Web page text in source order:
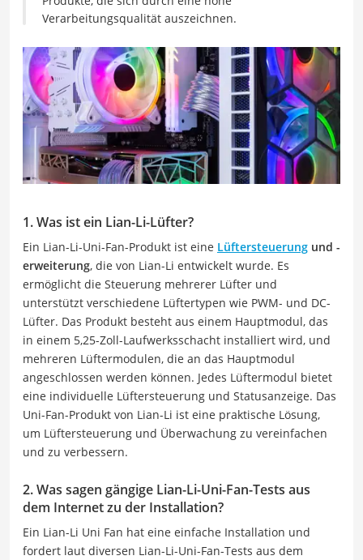
Verarbeitungsqualität auszeichnen.
1. Was ist ein Lian-Li-Lüfter?
Ein Lian-Li-Uni-Fan-Produkt ist eine Lüftersteuerung und -
erweiterung, die von Lian-Li entwickelt wurde. Es
ermöglicht die Steuerung mehrerer Lüfter und
unterstützt verschiedene Lüftertypen wie PWM- und DC-
Lüfter. Das Produkt besteht aus einem Hauptmodul, das
in einem 5,25-Zoll-Laufwerksschacht installiert wird, und
mehreren Lüftermodulen, die an das Hauptmodul
angeschlossen werden können. Jedes Lüftermodul bietet
eine individuelle Lüftersteuerung und Statusanzeige. Das
Uni-Fan-Produkt von Lian-Li ist eine praktische Lösung,
um Lüftersteuerung und Überwachung zu vereinfachen
und zu verbessern.
2. Was sagen gängige Lian-Li-Uni-Fan-Tests aus
dem Internet zu der Installation?
Ein Lian-Li Uni Fan hat eine einfache Installation und
fordert laut diversen Lian-Li-Uni-Fan-Tests aus dem